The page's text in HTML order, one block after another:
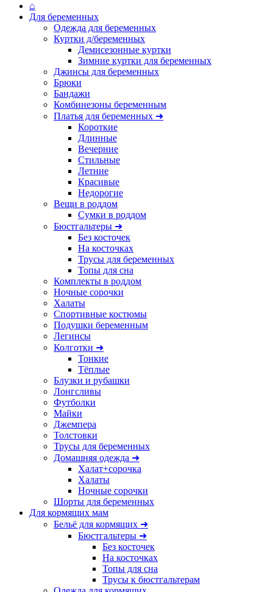
⌂
Для беременных
Одежда для беременных
Куртки д/беременных
Демисезонные куртки
Зимние куртки для беременных
Джинсы для беременных
Брюки
Бандажи
Комбинезоны беременным
Платья для беременных ➜
Короткие
Длинные
Вечерние
Стильные
Летние
Красивые
Недорогие
Вещи в роддом
Сумки в роддом
Бюстгальтеры ➜
Без косточек
На косточках
Трусы для беременных
Топы для сна
Комплекты в роддом
Ночные сорочки
Халаты
Спортивные костюмы
Подушки беременным
Легинсы
Колготки ➜
Тонкие
Тёплые
Блузки и рубашки
Лонгсливы
Футболки
Майки
Джемпера
Толстовки
Трусы для беременных
Домашняя одежда ➜
Халат+сорочка
Халаты
Ночные сорочки
Шорты для беременных
Для кормящих мам
Бельё для кормящих ➜
Бюстгальтеры ➜
Без косточек
На косточках
Топы для сна
Трусы к бюстгальтерам